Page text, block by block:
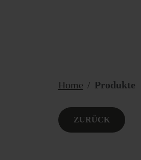
Home Produkte
ZURÜCK